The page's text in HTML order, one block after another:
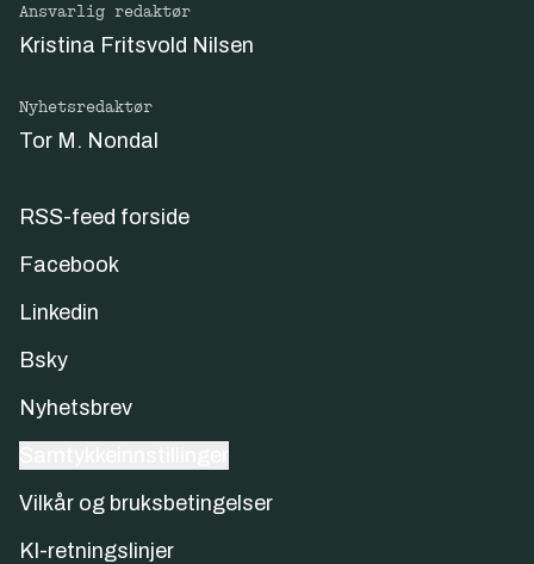
Ansvarlig redaktør
Kristina Fritsvold Nilsen
Nyhetsredaktør
Tor M. Nondal
RSS-feed forside
Facebook
Linkedin
Bsky
Nyhetsbrev
Vilkår og bruksbetingelser
KI-retningslinjer